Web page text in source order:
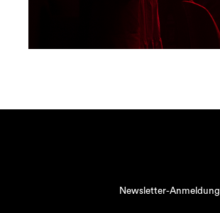
Newsletter-Anmeldung